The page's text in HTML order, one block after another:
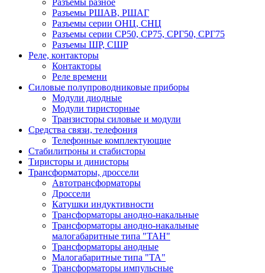
Разъемы разное
Разъемы РШАВ, РШАГ
Разъемы серии ОНЦ, СНЦ
Разъемы серии СР50, СР75, СРГ50, СРГ75
Разъемы ШР, СШР
Реле, контакторы
Контакторы
Реле времени
Силовые полупроводниковые приборы
Модули диодные
Модули тиристорные
Транзисторы силовые и модули
Средства связи, телефония
Телефонные комплектующие
Стабилитроны и стабисторы
Тиристоры и динисторы
Трансформаторы, дроссели
Автотрансформаторы
Дроссели
Катушки индуктивности
Трансформаторы анодно-накальные
Трансформаторы анодно-накальные
малогабаритные типа "ТАН"
Трансформаторы анодные
Малогабаритные типа "ТА"
Трансформаторы импульсные